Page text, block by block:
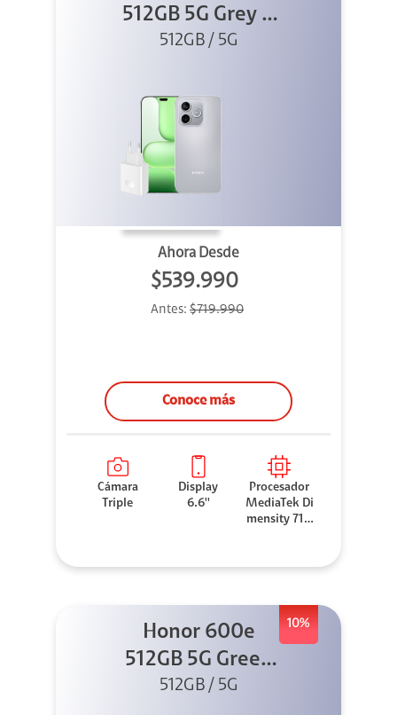
512GB 5G Grey +
45W
512GB / 5G
Ahora Desde
$539.990
Antes: $719.990
Conoce más
Cámara
Triple
Display
6.6''
Procesador
MediaTek Di
mensity 710
10%
Honor 600e
512GB 5G Green
+ 45W
512GB / 5G